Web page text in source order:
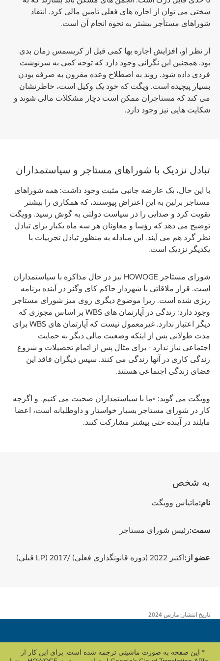
سختی می توان از اجاره های فعلی تامین مالی کرد. انتقاد
شوراهای مستأجر بیشتر به نحوه انجام آن است.
از نظر او، افزایش اجاره بها کمی قبل از کریسمس زمان بدی
بود. همچنین این نگرانی وجود دارد که توجه کمی به سرنوشت
فردی داده شود. روند به اصطلاح وعده مقرون به صرفه بودن
بسیار پیچیده است. ویگت که خود یک وکیل است، خاطرنشان
می کند که مستاجران ممکن است دچار مشکلات مالی شوند و
شکایت هایی نیز وجود دارد.
تبادل نزدیک با شوراهای مستاجر و سیاستمداران
با این حال، یک عارضه جانبی مثبت وجود داشت: همه شوراهای
مستاجر برلین به این اعتراض پیوستند، که همکاری را بیشتر
تقویت کرد و صدایی را در سیاست دولتی به گوش رسید. وویگت
توضیح می دهد که رؤسا و معاونان هر سه ماه یکبار برای تبادل
نظر گرد هم می آیند. این مبادله به منظور تبادل تجربیات با
یکدیگر نزدیک است.
شورای مستاجر HOWOGE نیز در حال مذاکره با سیاستمداران
است. قرار ملاقاتی با شهردار حاکم کای وگنر در آینده برنامه
ریزی شده است. زیرا موضوع دیگری روی میز شورای مستاجر
وجود دارد: زندگی در آپارتمان های WBS بر اساس مجوزی که
دیگر اعتبار ندارد. غیرمعمول نیست که آپارتمان های WBS برای
مدت طولانی پس از اینکه وضعیت مالی دیگر به حمایت
اجتماعی نیاز ندارد - برای مثال پس از اتمام تحصیلات و شروع
زندگی کاری در آنها زندگی می کنند. سپس دیگران فاقد این
فضای زندگی اجتماعی هستند.
وویگت می گوید: «ما با سیاستمداران صحبت می کنیم. و اگرچه
کار در شورای مستاجر بسیار خواستار و داوطلبانه است، اعضا
مایلند در آینده حتی بیشتر مشارکت کنند.
به شخص
نام:ماتیاس وویگت
سمت:رئیس شورای مستاجر
عضو از:اکتبر 2022 (دوره قانونگذاری فعلی) /2017 (LP قبلی)
تاریخ انتشار: مارس 2024
* این صفحه به صورت ماشینی ترجمه شده است. برای این کار از